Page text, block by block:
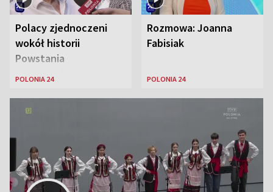
Polacy zjednoczeni
wokół historii
Powstania
Warszawskiego
POLONIA 24
Rozmowa: Joanna
Fabisiak
POLONIA 24